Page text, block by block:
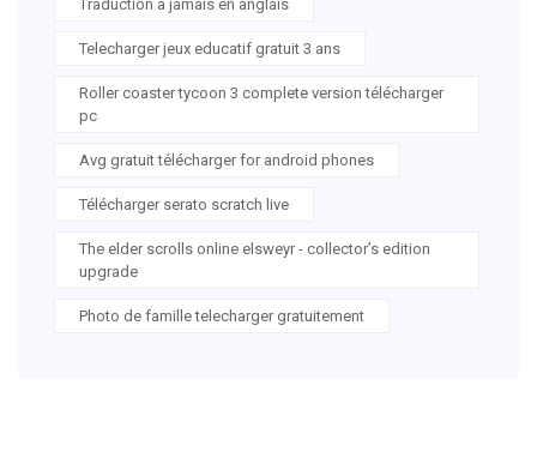
Traduction a jamais en anglais
Telecharger jeux educatif gratuit 3 ans
Roller coaster tycoon 3 complete version télécharger
pc
Avg gratuit télécharger for android phones
Télécharger serato scratch live
The elder scrolls online elsweyr - collector’s edition
upgrade
Photo de famille telecharger gratuitement